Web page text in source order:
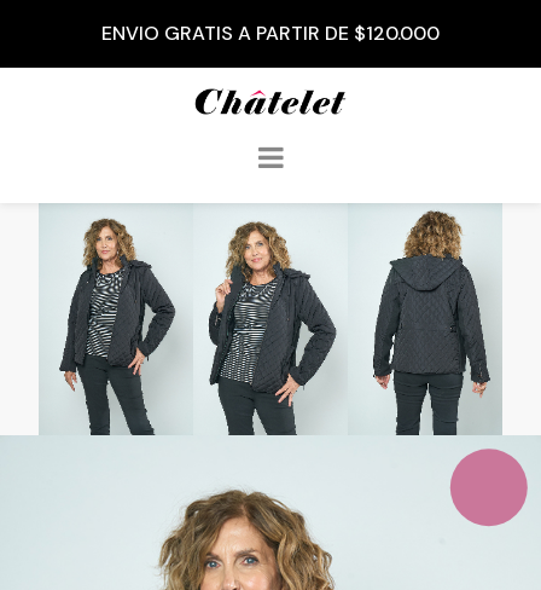
ENVIO GRATIS A PARTIR DE $120.000